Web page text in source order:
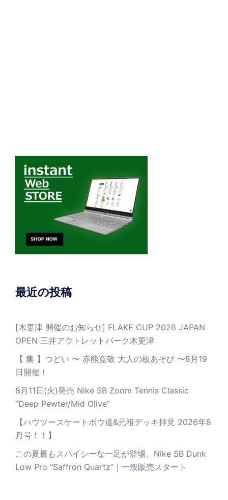
最近の投稿
[木更津 開催のお知らせ] FLAKE CUP 2026 JAPAN
OPEN 三井アウトレットパーク木更津
【 集 】つどい 〜 赤熊寛敬 大人の板あそび 〜8月19
日開催！
8月11日(火)発売 Nike SB Zoom Tennis Classic
”Deep Pewter/Mid Olive”
【ハウツースケートボウ道&元祖デッキ拝見 2026年8
月号！！】
この夏最もスパイシーな一足が登場。Nike SB Dunk
Low Pro “Saffron Quartz”｜一般販売スタート